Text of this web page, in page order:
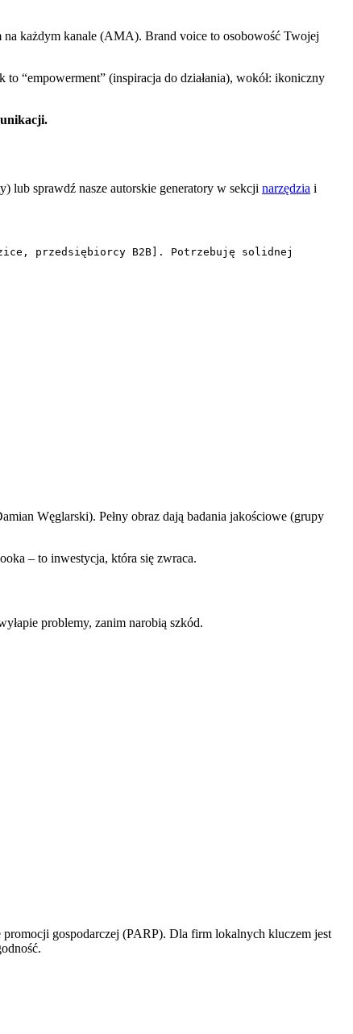
każdym kanale (AMA). Brand voice to osobowość Twojej
“empowerment” (inspiracja do działania), wokół: ikoniczny
lub sprawdź nasze autorskie generatory w sekcji narzędzia i
rodzice, przedsiębiorcy B2B]. Potrzebuję solidnej
Węglarski). Pełny obraz dają badania jakościowe (grupy
– to inwestycja, która się zwraca.
problemy, zanim narobią szkód.
promocji gospodarczej (PARP). Dla firm lokalnych kluczem jest